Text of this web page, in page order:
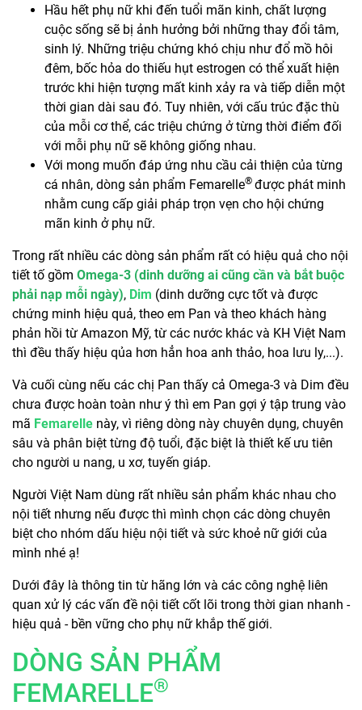
Hầu hết phụ nữ khi đến tuổi mãn kinh, chất lượng
cuộc sống sẽ bị ảnh hưởng bởi những thay đổi tâm,
sinh lý. Những triệu chứng khó chịu như đổ mồ hôi
đêm, bốc hỏa do thiếu hụt estrogen có thể xuất hiện
trước khi hiện tượng mất kinh xảy ra và tiếp diễn một
thời gian dài sau đó. Tuy nhiên, với cấu trúc đặc thù
của mỗi cơ thể, các triệu chứng ở từng thời điểm đối
với mỗi phụ nữ sẽ không giống nhau.
Với mong muốn đáp ứng nhu cầu cải thiện của từng
cá nhân, dòng sản phẩm Femarelle® được phát minh
nhằm cung cấp giải pháp trọn vẹn cho hội chứng
mãn kinh ở phụ nữ.
Trong rất nhiều các dòng sản phẩm rất có hiệu quả cho nội
tiết tố gồm Omega-3 (dinh dưỡng ai cũng cần và bắt buộc
phải nạp mỗi ngày), Dim (dinh dưỡng cực tốt và được
chứng minh hiệu quả, theo em Pan và theo khách hàng
phản hồi từ Amazon Mỹ, từ các nước khác và KH Việt Nam
thì đều thấy hiệu qủa hơn hẳn hoa anh thảo, hoa lưu ly,...).
Và cuối cùng nếu các chị Pan thấy cả Omega-3 và Dim đều
chưa được hoàn toàn như ý thì em Pan gợi ý tập trung vào
mã Femarelle này, vì riêng dòng này chuyên dụng, chuyên
sâu và phân biệt từng độ tuổi, đặc biệt là thiết kế ưu tiên
cho người u nang, u xơ, tuyến giáp.
Người Việt Nam dùng rất nhiều sản phẩm khác nhau cho
nội tiết nhưng nếu được thì mình chọn các dòng chuyên
biệt cho nhóm dấu hiệu nội tiết và sức khoẻ nữ giới của
mình nhé ạ!
Dưới đây là thông tin từ hãng lớn và các công nghệ liên
quan xử lý các vấn đề nội tiết cốt lõi trong thời gian nhanh -
hiệu quả - bền vững cho phụ nữ khắp thế giới.
DÒNG SẢN PHẨM
FEMARELLE®